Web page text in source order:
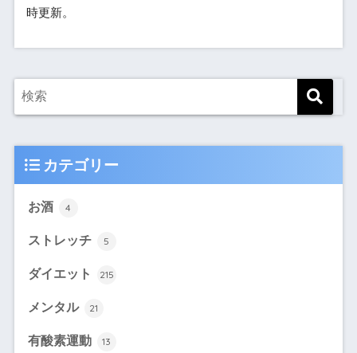
時更新。
カテゴリー
お酒 4
ストレッチ 5
ダイエット 215
メンタル 21
有酸素運動 13